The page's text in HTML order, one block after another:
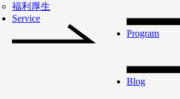
福利厚生
Service
Program
Blog